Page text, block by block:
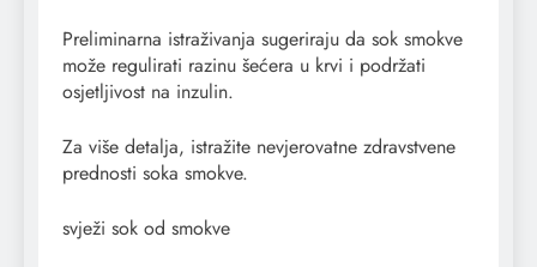
Preliminarna istraživanja sugeriraju da sok smokve
može regulirati razinu šećera u krvi i podržati
osjetljivost na inzulin.
Za više detalja, istražite nevjerovatne zdravstvene
prednosti soka smokve.
svježi sok od smokve